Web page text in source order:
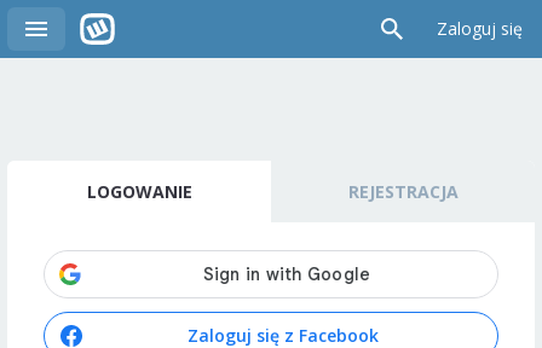
Zaloguj się
LOGOWANIE REJESTRACJA
Zaloguj się z Facebook